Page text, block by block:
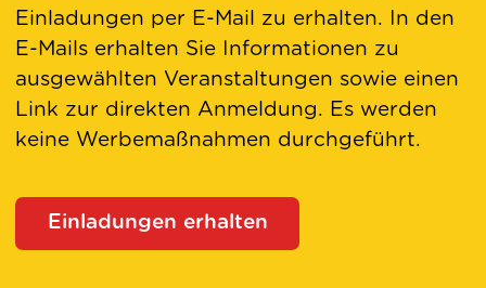
Einladungen per E-Mail zu erhalten. In den
E-Mails erhalten Sie Informationen zu
ausgewählten Veranstaltungen sowie einen
Link zur direkten Anmeldung. Es werden
keine Werbemaßnahmen durchgeführt.
Einladungen erhalten